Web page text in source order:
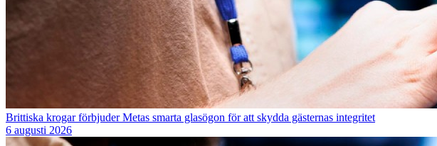
Brittiska krogar förbjuder Metas smarta glasögon för att skydda gästernas integritet
6 augusti 2026